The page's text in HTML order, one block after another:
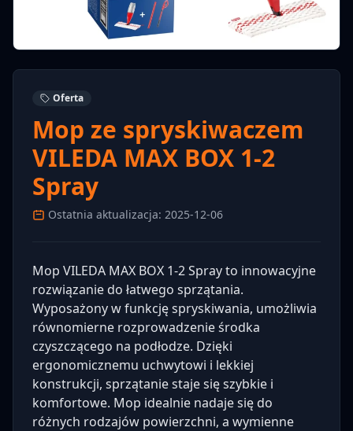
Oferta
Mop ze spryskiwaczem
VILEDA MAX BOX 1-2
Spray
Ostatnia aktualizacja: 2025-12-06
Mop VILEDA MAX BOX 1-2 Spray to innowacyjne
rozwiązanie do łatwego sprzątania.
Wyposażony w funkcję spryskiwania, umożliwia
równomierne rozprowadzenie środka
czyszczącego na podłodze. Dzięki
ergonomicznemu uchwytowi i lekkiej
konstrukcji, sprzątanie staje się szybkie i
komfortowe. Mop idealnie nadaje się do
różnych rodzajów powierzchni, a wymienne